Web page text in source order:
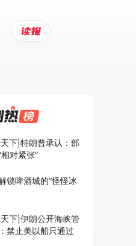
下|特朗普承认：部
对紧张”
锁啤酒城的“怪怪冰
下|伊朗公开海峡管
禁止美以船只通过